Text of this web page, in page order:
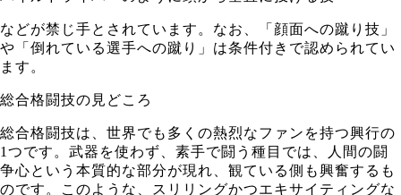
などが禁じ手とされています。なお、「顔面への蹴り技」
や「倒れている選手への蹴り」は条件付きで認められてい
ます。
総合格闘技の見どころ
総合格闘技は、世界でも多くの熱烈なファンを持つ興行の
1つです。武器を使わず、素手で闘う種目では、人間の闘
争心という本質的な部分が現れ、観ている側も興奮するも
のです。このような、スリリングかつエキサイティングな